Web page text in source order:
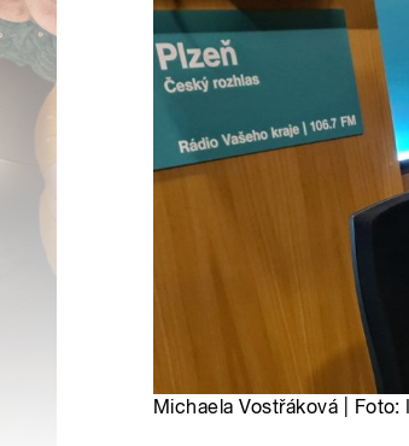
Michaela Vostřáková | Foto: